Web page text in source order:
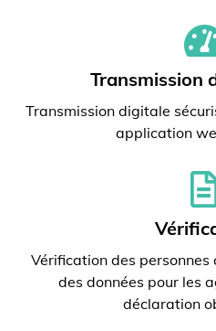
Transmission
Transmission digitale
application
Vérification des
des données pour les
déclaration